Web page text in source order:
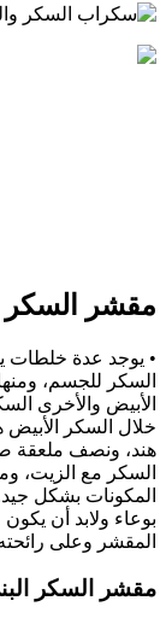
مقشر السكر
• يوجد عدة خلطات
السكر للجسم،
الأبيض والأخرى
خلال السكر
هند، ونصف ملعقة
السكر مع الزيت،
المكونات بشكل
بوعاء ولابد أن
المقشر وعلى
مقشر السكر